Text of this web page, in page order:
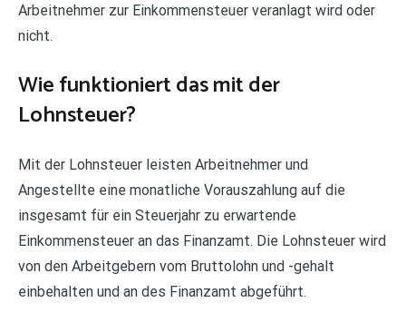
Arbeitnehmer zur Einkommensteuer veranlagt wird oder
nicht.
Wie funktioniert das mit der
Lohnsteuer?
Mit der Lohnsteuer leisten Arbeitnehmer und
Angestellte eine monatliche Vorauszahlung auf die
insgesamt für ein Steuerjahr zu erwartende
Einkommensteuer an das Finanzamt. Die Lohnsteuer wird
von den Arbeitgebern vom Bruttolohn und -gehalt
einbehalten und an des Finanzamt abgeführt.